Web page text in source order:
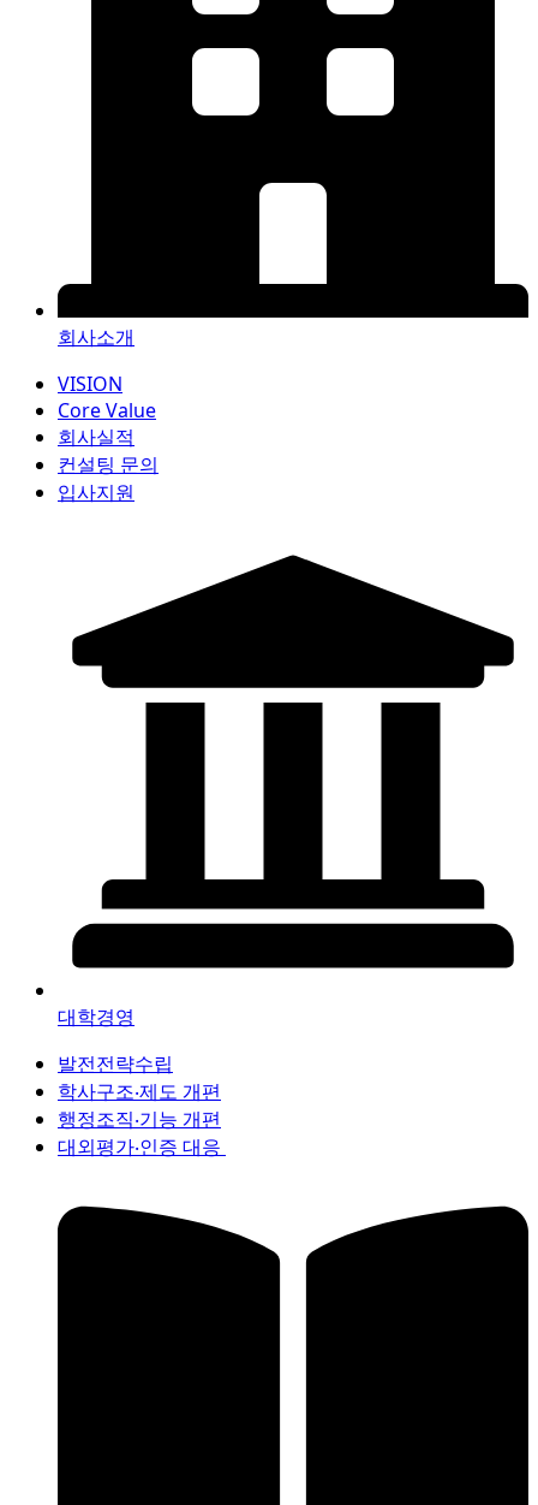
회사소개
VISION
Core Value
회사실적
컨설팅 문의
입사지원
대학경영
발전전략수립
학사구조‧제도 개편
행정조직‧기능 개편
대외평가‧인증 대응